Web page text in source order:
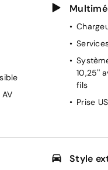
10,25''
fils
Prise
Style